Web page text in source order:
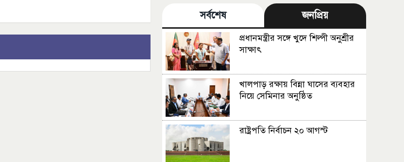
সর্বশেষ জনপ্রিয়
প্রধানমন্ত্রীর সঙ্গে খুদে শিল্পী অনুশ্রীর
সাক্ষাৎ
খালপাড় রক্ষায় বিন্না ঘাসের ব্যবহার
নিয়ে সেমিনার অনুষ্ঠিত
রাষ্ট্রপতি নির্বাচন ২০ আগস্ট